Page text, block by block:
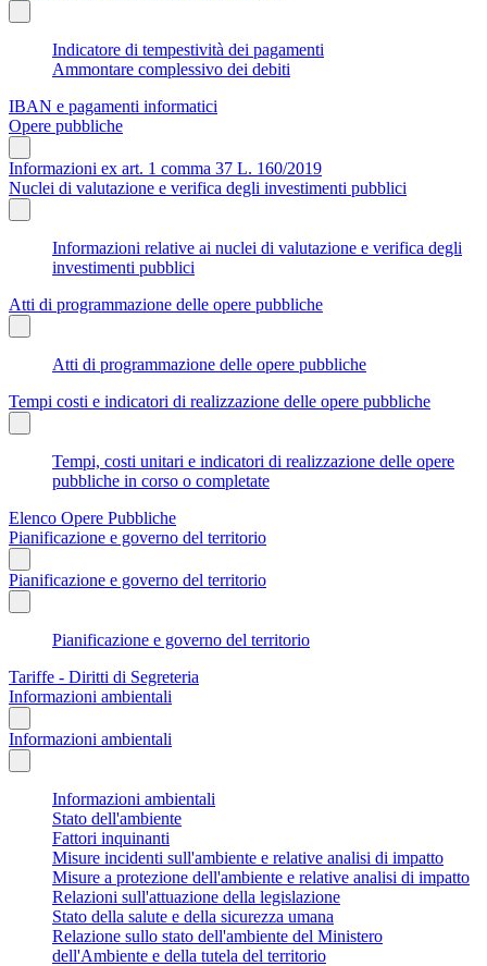
Indicatore di tempestività dei pagamenti
Ammontare complessivo dei debiti
IBAN e pagamenti informatici
Opere pubbliche
Informazioni ex art. 1 comma 37 L. 160/2019
Nuclei di valutazione e verifica degli investimenti pubblici
Informazioni relative ai nuclei di valutazione e verifica degli
investimenti pubblici
Atti di programmazione delle opere pubbliche
Atti di programmazione delle opere pubbliche
Tempi costi e indicatori di realizzazione delle opere pubbliche
Tempi, costi unitari e indicatori di realizzazione delle opere
pubbliche in corso o completate
Elenco Opere Pubbliche
Pianificazione e governo del territorio
Pianificazione e governo del territorio
Pianificazione e governo del territorio
Tariffe - Diritti di Segreteria
Informazioni ambientali
Informazioni ambientali
Informazioni ambientali
Stato dell'ambiente
Fattori inquinanti
Misure incidenti sull'ambiente e relative analisi di impatto
Misure a protezione dell'ambiente e relative analisi di impatto
Relazioni sull'attuazione della legislazione
Stato della salute e della sicurezza umana
Relazione sullo stato dell'ambiente del Ministero
dell'Ambiente e della tutela del territorio